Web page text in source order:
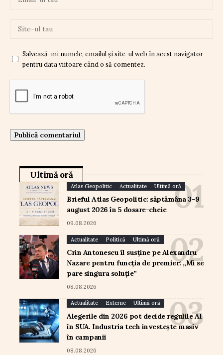
Salvează-mi numele, emailul și site-ul web în acest navigator
pentru data viitoare când o să comentez.
Ultimă oră
Atlas Geopolitic Actualitate Ultimă oră
Brieful Atlas Geopolitic: săptămâna 3–9
august 2026 în 5 dosare-cheie
09.08.2026
Actualitate Politică Ultimă oră
Crin Antonescu îl susține pe Alexandru
Nazare pentru funcția de premier: „Mi se
pare singura soluție”
08.08.2026
Actualitate Externe Ultimă oră
Alegerile din 2026 pot decide regulile AI
în SUA. Industria tech investește masiv
în campanii
08.08.2026